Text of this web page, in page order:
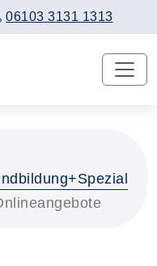
06103 3131 1313